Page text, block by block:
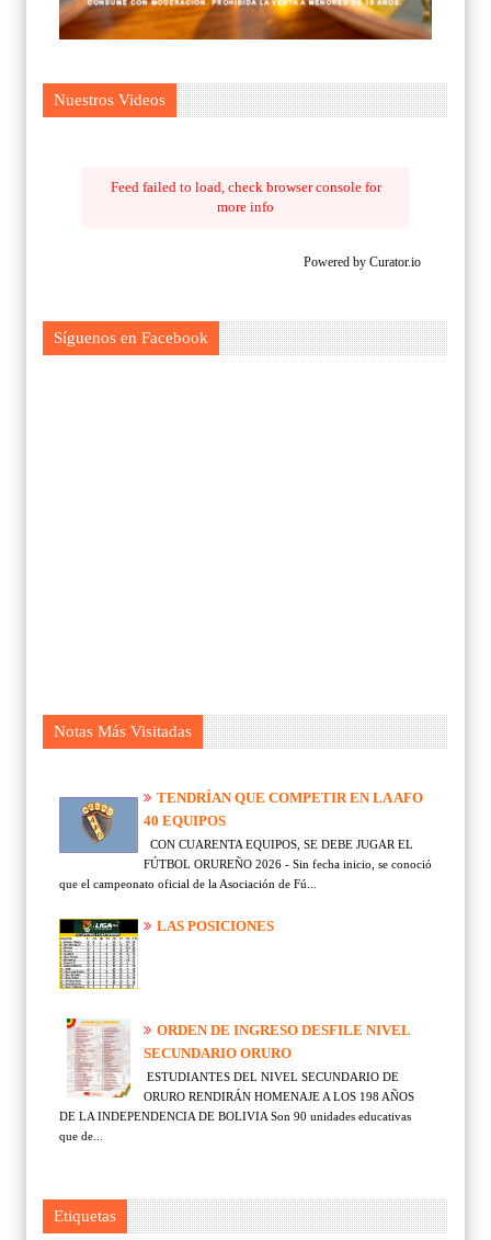
Nuestros Videos
Feed failed to load, check browser console for
more info
Powered by Curator.io
Síguenos en Facebook
Notas Más Visitadas
TENDRÍAN QUE COMPETIR EN LA AFO
40 EQUIPOS
CON CUARENTA EQUIPOS, SE DEBE JUGAR EL
FÚTBOL ORUREÑO 2026 - Sin fecha inicio, se conoció
que el campeonato oficial de la Asociación de Fú...
LAS POSICIONES
ORDEN DE INGRESO DESFILE NIVEL
SECUNDARIO ORURO
ESTUDIANTES DEL NIVEL SECUNDARIO DE
ORURO RENDIRÁN HOMENAJE A LOS 198 AÑOS
DE LA INDEPENDENCIA DE BOLIVIA Son 90 unidades educativas
que de...
Etiquetas